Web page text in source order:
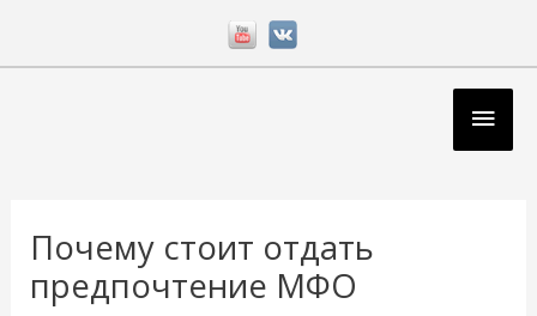
Почему стоит отдать
предпочтение МФО
записям